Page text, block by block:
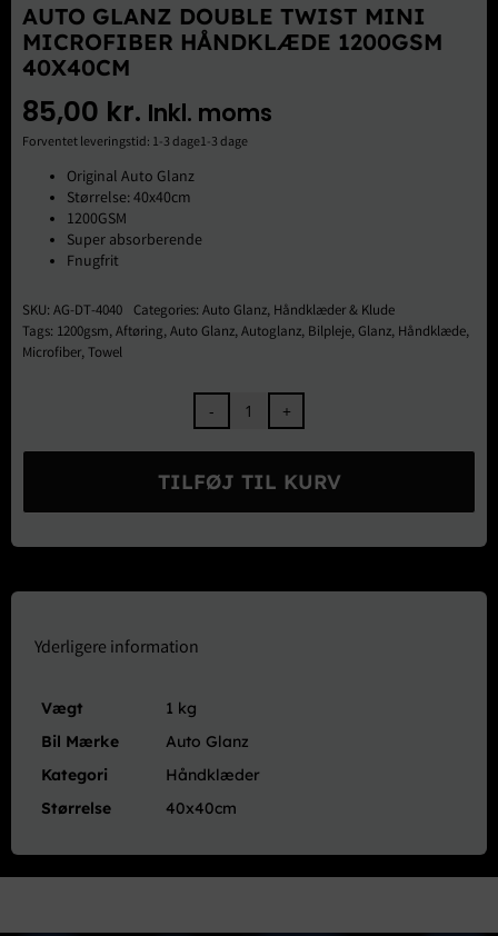
AUTO GLANZ DOUBLE TWIST MINI
MICROFIBER HÅNDKLÆDE 1200GSM
40X40CM
85,00 kr. Inkl. moms
Forventet leveringstid: 1-3 dage1-3 dage
Original Auto Glanz
Størrelse: 40x40cm
1200GSM
Super absorberende
Fnugfrit
SKU: AG-DT-4040 Categories: Auto Glanz, Håndklæder & Klude
Tags: 1200gsm,Aftøring,Auto Glanz,Autoglanz, Bilpleje,Glanz, Håndklæde,
Microfiber,Towel
Auto
Glanz
Double
Twist
Mini
Microfiber
1200GSM
TILFØJ TIL KURV
Yderligere information
Vægt
1 kg
Bil Mærke
Auto Glanz
Kategori
Håndklæder
Størrelse
40x40cm